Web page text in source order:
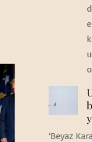
‘Beyaz